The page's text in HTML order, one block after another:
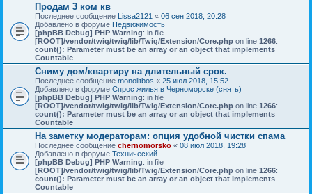
Продам 3 ком кв
Последнее сообщение Lissa2121 « 06 сен 2018, 20:28
Добавлено в форуме Недвижимость
[phpBB Debug] PHP Warning: in file
[ROOT]/vendor/twig/twig/lib/Twig/Extension/Core.php on line 1266:
count(): Parameter must be an array or an object that implements
Countable
Сниму дом/квартиру на длительный срок.
Последнее сообщение monolitbos « 25 июл 2018, 15:52
Добавлено в форуме Спрос жилья в Черноморске (снять)
[phpBB Debug] PHP Warning: in file
[ROOT]/vendor/twig/twig/lib/Twig/Extension/Core.php on line 1266:
count(): Parameter must be an array or an object that implements
Countable
На заметку модераторам: опция удобной чистки спама
Последнее сообщение chernomorsko « 08 июл 2018, 19:28
Добавлено в форуме Технический
[phpBB Debug] PHP Warning: in file
[ROOT]/vendor/twig/twig/lib/Twig/Extension/Core.php on line 1266:
count(): Parameter must be an array or an object that implements
Countable